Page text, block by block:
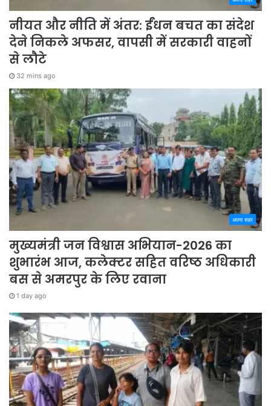
नीयत और नीति में अंतर: ईंधन बचत का संदेश
देने निकले अफसर, वापसी में सरकारी वाहनों
से लौटे
32 mins ago
अपना शहर
मुख्यमंत्री जन विश्वास अभियान-2026 का
शुभारंभ आज, कलेक्टर सहित वरिष्ठ अधिकारी
बस से अमरपुर के लिए रवाना
1 day ago